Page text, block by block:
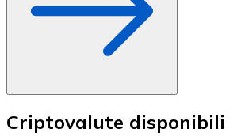
Criptovalute disponibili